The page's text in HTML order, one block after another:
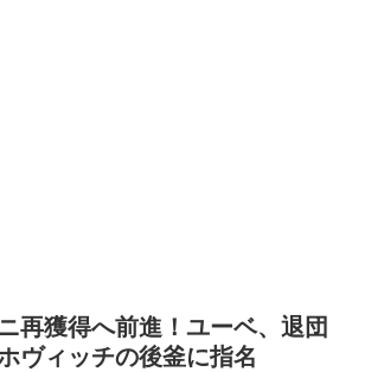
再獲得へ前進！ユーベ、退団
ヴィッチの後釜に指名